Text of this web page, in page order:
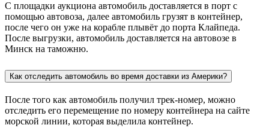
С площадки аукциона автомобиль доставляется в порт с
помощью автовоза, далее автомобиль грузят в контейнер,
после чего он уже на корабле плывёт до порта Клайпеда.
После выгрузки, автомобиль доставляется на автовозе в
Минск на таможню.
Как отследить автомобиль во время доставки из Америки?
После того как автомобиль получил трек-номер, можно
отследить его перемещение по номеру контейнера на сайте
морской линии, которая выделила контейнер.